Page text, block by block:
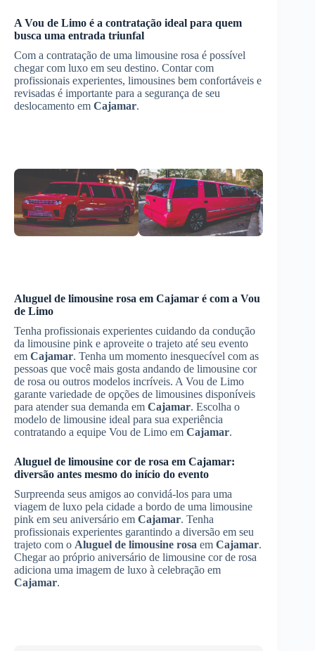
A Vou de Limo é a contratação ideal para quem
busca uma entrada triunfal
Com a contratação de uma limousine rosa é possível
chegar com luxo em seu destino. Contar com
profissionais experientes, limousines bem confortáveis e
revisadas é importante para a segurança de seu
deslocamento em Cajamar.
Aluguel de limousine rosa em Cajamar é com a Vou
de Limo
Tenha profissionais experientes cuidando da condução
da limousine pink e aproveite o trajeto até seu evento
em Cajamar. Tenha um momento inesquecível com as
pessoas que você mais gosta andando de limousine cor
de rosa ou outros modelos incríveis. A Vou de Limo
garante variedade de opções de limousines disponíveis
para atender sua demanda em Cajamar. Escolha o
modelo de limousine ideal para sua experiência
contratando a equipe Vou de Limo em Cajamar.
Aluguel de limousine cor de rosa em Cajamar:
diversão antes mesmo do início do evento
Surpreenda seus amigos ao convidá-los para uma
viagem de luxo pela cidade a bordo de uma limousine
pink em seu aniversário em Cajamar. Tenha
profissionais experientes garantindo a diversão em seu
trajeto com o Aluguel de limousine rosa em Cajamar.
Chegar ao próprio aniversário de limousine cor de rosa
adiciona uma imagem de luxo à celebração em
Cajamar.